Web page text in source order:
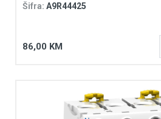
Šifra: A9R44425
86,00 KM